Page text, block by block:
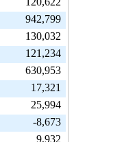
942,799
130,032
121,234
630,953
17,321
25,994
-8,673
9,932